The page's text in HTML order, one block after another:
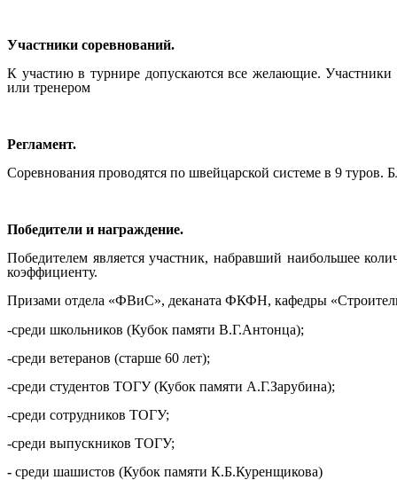
Участники соревнований.
К участию в турнире допускаются все желающие. Участники
или тренером
Регламент.
Соревнования проводятся по швейцарской системе в 9 туров.
Победители и награждение.
Победителем является участник, набравший наибольшее
коэффициенту.
Призами отдела «ФВиС», деканата ФКФН, кафедры
-среди школьников (Кубок памяти В.Г.Антонца);
-среди ветеранов (старше 60 лет);
-среди студентов ТОГУ (Кубок памяти А.Г.Зарубина);
-среди сотрудников ТОГУ;
-среди выпускников ТОГУ;
- среди шашистов (Кубок памяти К.Б.Куренщикова)